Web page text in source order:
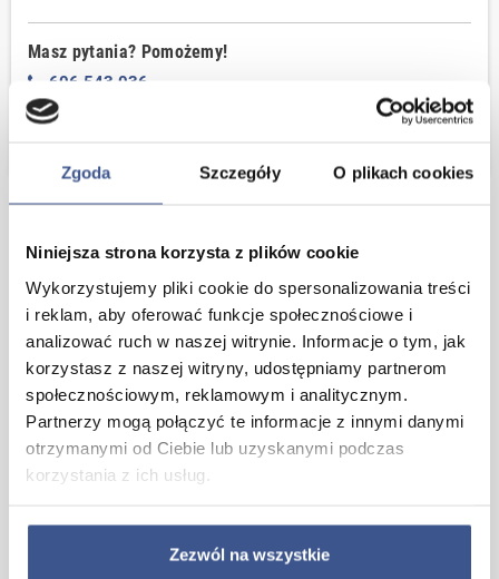
Zgoda Szczegóły O plikach cookies
Niniejsza strona korzysta z plików cookie
Wykorzystujemy pliki cookie do spersonalizowania treści
i reklam, aby oferować funkcje społecznościowe i
analizować ruch w naszej witrynie. Informacje o tym, jak
korzystasz z naszej witryny, udostępniamy partnerom
społecznościowym, reklamowym i analitycznym.
Partnerzy mogą połączyć te informacje z innymi danymi
otrzymanymi od Ciebie lub uzyskanymi podczas
korzystania z ich usług.
Zezwól na wszystkie
Masz pytania? Pomożemy!
606 543 036
sklep@semar.net.pl
Silikon uniwersalny EXPERT
LINE bezbarwny
Jednoskładnikowe szczeliwo
silikonowe o wysokiej
elastyczności, utwardzane wilgocią
z powietrza, odporne na zmienne
warunki atmosferyczne i
promieniowanie UV